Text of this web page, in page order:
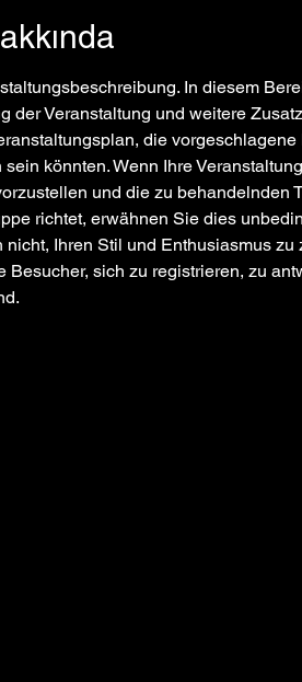
In diesem
der Veranstaltung und weitere
könnten. Wenn Ihre
und die zu behandelnden
richtet, erwähnen Sie dies
Besucher, sich zu registrieren, zu